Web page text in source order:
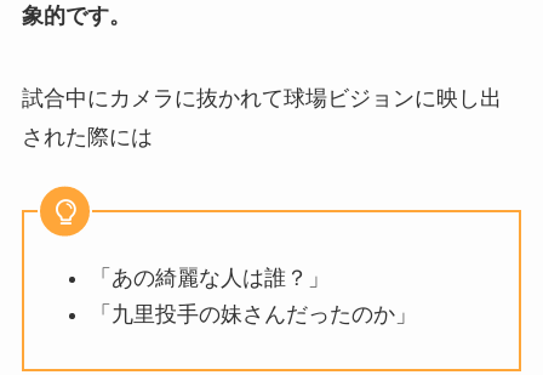
象的です。
試合中にカメラに抜かれて球場ビジョンに映し出
された際には
「あの綺麗な人は誰？」
「九里投手の妹さんだったのか」